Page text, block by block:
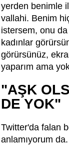
yerden benimle
vallahi. Benim
istersem, onu
kadınlar
görürsünüz,
yaparım ama
"AŞK
DE YOK"
Twitter'da falan
anlamıyorum